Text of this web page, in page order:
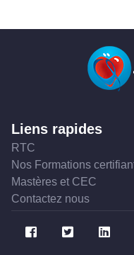
Liens rapides
RTC
Nos Formations
Mastères et CEC
Contactez nous